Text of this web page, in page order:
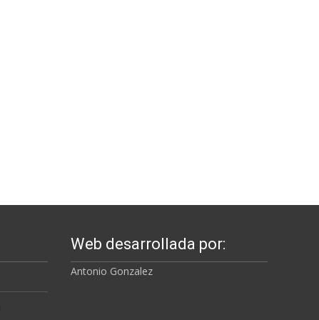
Web desarrollada por:
Antonio Gonzalez